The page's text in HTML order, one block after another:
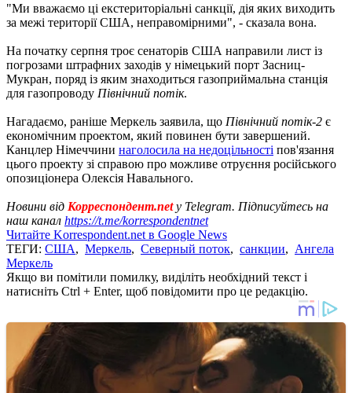
"Ми вважаємо ці екстериторіальні санкції, дія яких виходить
за межі території США, неправомірними", - сказала вона.
На початку серпня троє сенаторів США направили лист із
погрозами штрафних заходів у німецький порт Засниц-
Мукран, поряд із яким знаходиться газоприймальна станція
для газопроводу Північний потік.
Нагадаємо, раніше Меркель заявила, що Північний потік-2 є
економічним проектом, який повинен бути завершений.
Канцлер Німеччини наголосила на недоцільності пов'язання
цього проекту зі справою про можливе отруєння російського
опозиціонера Олексія Навального.
Новини від Корреспондент.netу Telegram. Підписуйтесь на
наш канал https://t.me/korrespondentnet
Читайте Korrespondent.net в Google News
ТЕГИ: США, Меркель, Северный поток, санкции, Ангела
Меркель
Якщо ви помітили помилку, виділіть необхідний текст і
натисніть Ctrl + Enter, щоб повідомити про це редакцію.